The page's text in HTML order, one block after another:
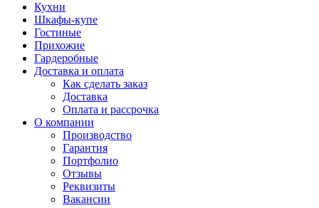
Кухни
Шкафы-купе
Гостиные
Прихожие
Гардеробные
Доставка и оплата
Как сделать заказ
Доставка
Оплата и рассрочка
О компании
Производство
Гарантия
Портфолио
Отзывы
Реквизиты
Вакансии